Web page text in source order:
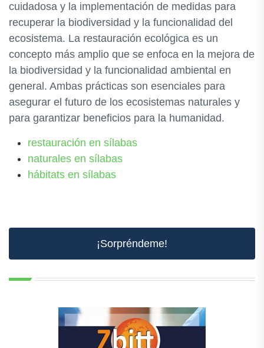
cuidadosa y la implementación de medidas para
recuperar la biodiversidad y la funcionalidad del
ecosistema. La restauración ecológica es un
concepto más amplio que se enfoca en la mejora de
la biodiversidad y la funcionalidad ambiental en
general. Ambas prácticas son esenciales para
asegurar el futuro de los ecosistemas naturales y
para garantizar beneficios para la humanidad.
restauración en sílabas
naturales en sílabas
hábitats en sílabas
¡Sorpréndeme!